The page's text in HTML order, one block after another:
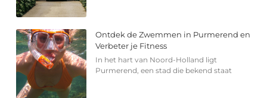
Ontdek de Zwemmen in Purmerend en
Verbeter je Fitness
In het hart van Noord-Holland ligt
Purmerend, een stad die bekend staat